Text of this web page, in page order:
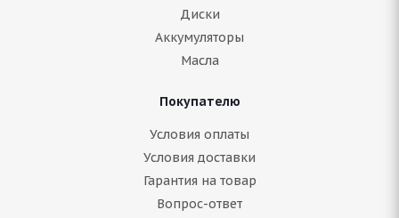
Antares Grip 20 205/65 R16C 107/105Q
Диски
Аккумуляторы
Масла
Покупателю
Условия оплаты
Условия доставки
Гарантия на товар
Вопрос-ответ